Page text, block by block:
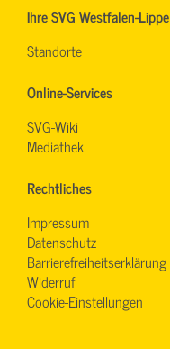
Ihre SVG Westfalen-Lippe
Standorte
Online-Services
SVG-Wiki
Mediathek
Rechtliches
Impressum
Datenschutz
Barrierefreiheitserklärung
Widerruf
Cookie-Einstellungen